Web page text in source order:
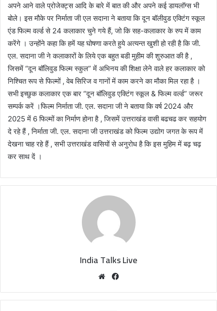
अपने आने वाले प्रोजेक्ट्स आदि के बारे में बात की और अपने कई डायलॉग्स भी
बोले। इस मौके पर निर्माता जी एल सदाना ने बताया कि दून बॉलीवुड एक्टिंग स्कूल
एंड फिल्म वर्ल्ड से 24 कलाकार चुने गये हैं, जो कि सह-कलाकार के रुप में काम
करेंगे । उन्होंने कहा कि हमें यह घोषणा करते हुये अत्यन्त खुशी हो रही है कि जी.
एल. सदाना जी ने कलाकारों के लिये एक बहुत बडी मुहीम की शुरुआत की है ,
जिसमें “दून बॉलिवुड फिल्म स्कुल” में अभिनय की शिक्षा लेने वाले हर कलाकार को
निश्चित रूप से फिल्मों , वेब सिरिज व गानों में काम करने का मौका मिल रहा है ।
सभी इच्छुक कलाकार एक बार “दून बाॅलिवुड एक्टिंग स्कूल & फिल्म वर्ल्ड” जरूर
सम्पर्क करें ।फिल्म निर्माता जी. एल. सदाना जी ने बताया कि वर्ष 2024 और
2025 में 6 फिल्मों का निर्माण होना है , जिसमें उत्तराखंड वासी बढचढ कर सहयोग
दे रहे हैं , निर्माता जी. एल. सदाना जी उत्तराखंड को फिल्म उद्योग जगत के रूप में
देखना चाह रहे हैं , सभी उत्तराखंड वासियों से अनुरोध है कि इस मुहिम में बढ़ चढ़
कर साथ दें ।
India Talks Live
We
te
bo